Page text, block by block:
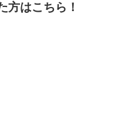
方はこちら！